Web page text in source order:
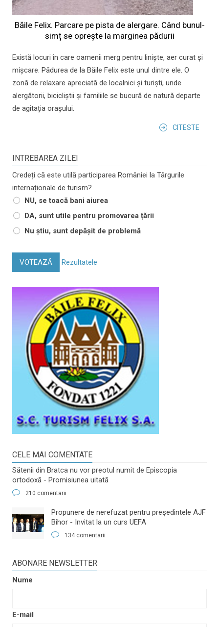
Băile Felix. Parcare pe pista de alergare. Când bunul-
simț se oprește la marginea pădurii
Există locuri în care oamenii merg pentru liniște, aer curat și
mișcare. Pădurea de la Băile Felix este unul dintre ele. O
zonă de relaxare apreciată de localnici și turiști, unde
alergătorii, bicicliștii și familiile se bucură de natură departe
de agitația orașului.
CITESTE
INTREBAREA ZILEI
Credeți că este utilă participarea României la Târgurile
internaționale de turism?
NU, se toacă bani aiurea
DA, sunt utile pentru promovarea țării
Nu știu, sunt depășit de problemă
VOTEAZĂ Rezultatele
CELE MAI COMENTATE
Sătenii din Bratca nu vor preotul numit de Episcopia
ortodoxă - Promisiunea uitată
210 comentarii
​Propunere de nerefuzat pentru preşedintele AJF
Bihor - Invitat la un curs UEFA
134 comentarii
ABONARE NEWSLETTER
Nume
E-mail